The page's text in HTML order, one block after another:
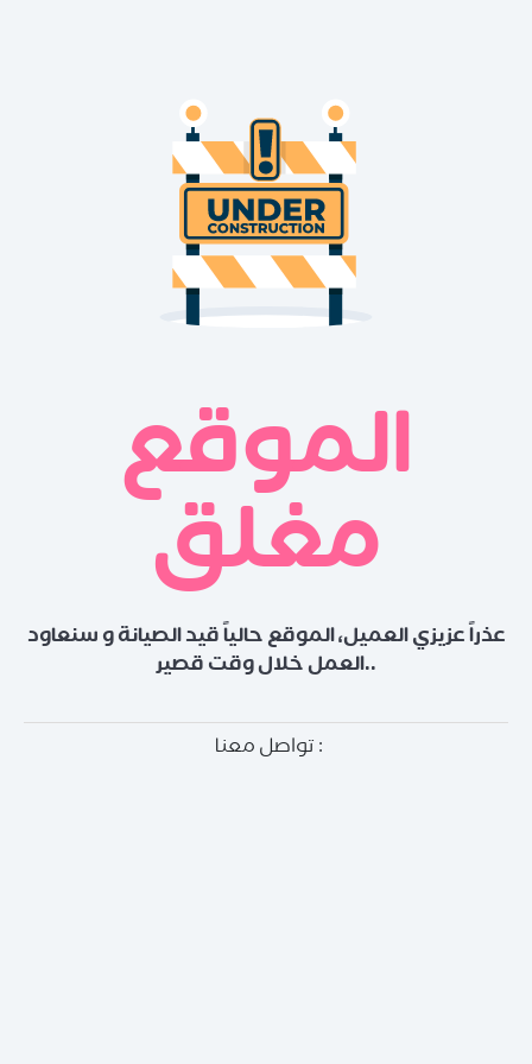
الموقع
مغلق
عذراً عزيزي العميل، الموقع حالياً قيد الصيانة و سنعاود
العمل خلال وقت قصير..
تواصل معنا :